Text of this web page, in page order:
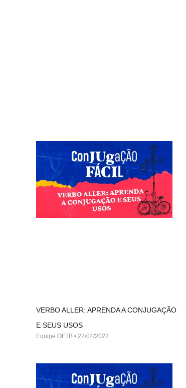
VERBO ALLER: APRENDA A CONJUGAÇÃO
E SEUS USOS
Equipe OFTB 22/04/2022